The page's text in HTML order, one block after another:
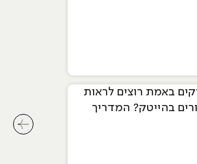
באמת רוצים לראות
בהייטק? המדריך
לחץ בסליידר מאמרים